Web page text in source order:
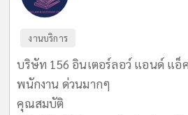
งานบริการ
บริษัท 156 อินเตอร์ลอว์ แอนด์ แอ็
พนักงาน ด่วนมากๆ
คุณสมบัติ